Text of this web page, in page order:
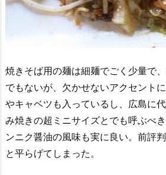
焼きそば用の麺は細麺でごく少量で
でもないが、欠かせないアクセント
やキャベツも入っているし、広島に
み焼きの超ミニサイズとでも呼ぶべ
ンニク醤油の風味も実に良い。前評
と平らげてしまった。